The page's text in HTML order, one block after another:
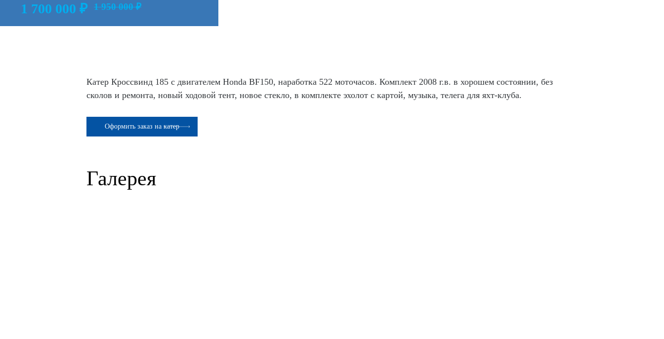
1 700 000 ₽ 1 950 000 ₽
Катер Кроссвинд 185 с двигателем Honda BF150, наработка 522 моточасов. Комплект 2008 г.в. в хорошем состоянии, без
сколов и ремонта, новый ходовой тент, новое стекло, в комплекте эхолот с картой, музыка, телега для яхт-клуба.
Оформить заказ на катер
Галерея